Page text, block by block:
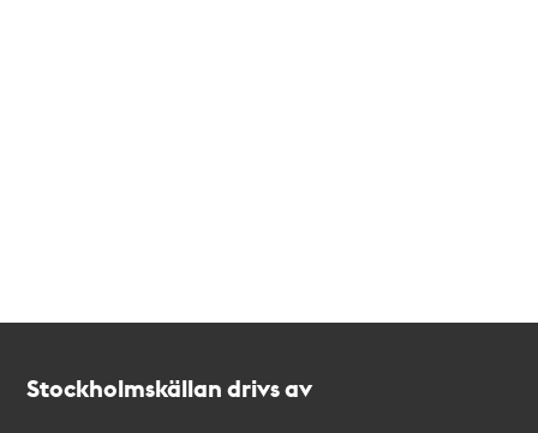
Stockholmskällan drivs av